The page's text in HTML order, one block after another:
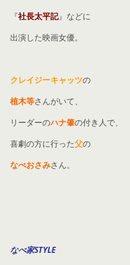
『社長太平記』などに
出演した映画女優。
クレイジーキャッツの
植木等さんがいて、
リーダーのハナ肇の付き人で、
喜劇の方に行った父の
なべおさみさん。
なべ家STYLE